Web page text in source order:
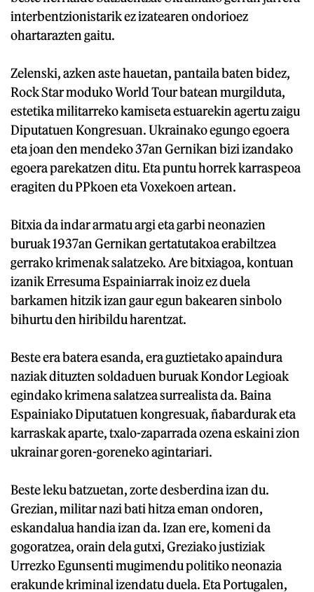
interbentzionistarik ez izatearen ondorioez
ohartarazten gaitu.
Zelenski, azken aste hauetan, pantaila baten bidez,
Rock Star moduko World Tour batean murgilduta,
estetika militarreko kamiseta estuarekin agertu zaigu
Diputatuen Kongresuan. Ukrainako egungo egoera
eta joan den mendeko 37an Gernikan bizi izandako
egoera parekatzen ditu. Eta puntu horrek karraspeoa
eragiten du PPkoen eta Voxekoen artean.
Bitxia da indar armatu argi eta garbi neonazien
buruak 1937an Gernikan gertatutakoa erabiltzea
gerrako krimenak salatzeko. Are bitxiagoa, kontuan
izanik Erresuma Espainiarrak inoiz ez duela
barkamen hitzik izan gaur egun bakearen sinbolo
bihurtu den hiribildu harentzat.
Beste era batera esanda, era guztietako apaindura
naziak dituzten soldaduen buruak Kondor Legioak
egindako krimena salatzea surrealista da. Baina
Espainiako Diputatuen kongresuak, ñabardurak eta
karraskak aparte, txalo-zaparrada ozena eskaini zion
ukrainar goren-goreneko agintariari.
Beste leku batzuetan, zorte desberdina izan du.
Grezian, militar nazi bati hitza eman ondoren,
eskandalua handia izan da. Izan ere, komeni da
gogoratzea, orain dela gutxi, Greziako justiziak
Urrezko Egunsenti mugimendu politiko neonazia
erakunde kriminal izendatu duela. Eta Portugalen,